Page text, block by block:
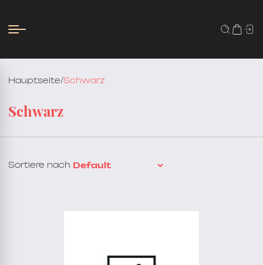
Hauptseite/Schwarz
Schwarz
Sortiere nach